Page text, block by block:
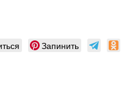
Запинить